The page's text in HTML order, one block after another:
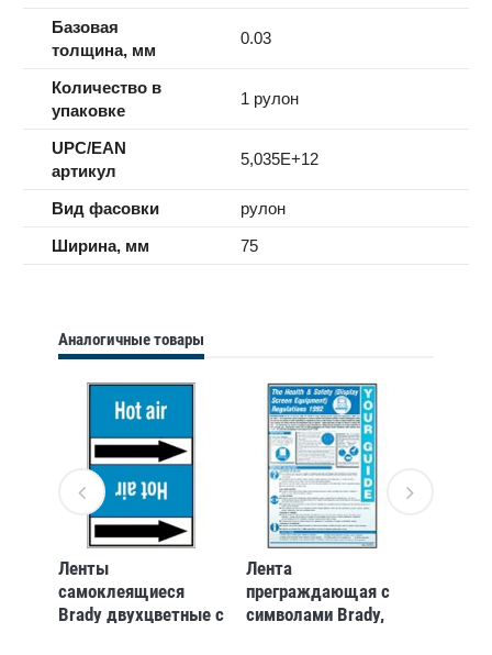
Базовая
толщина, мм
0.03
Количество в
упаковке
1 рулон
UPC/EAN
артикул
5,035E+12
Вид фасовки
рулон
Ширина, мм
75
Аналогичные товары
Ленты
самоклеящиеся
Brady двухцветные с
Лента
преграждающая с
символами Brady,